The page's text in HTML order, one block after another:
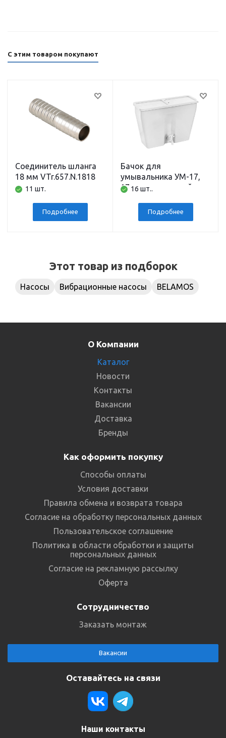
С этим товаром покупают
Соединитель шланга
18 мм VTr.657.N.1818
11 шт.
Подробнее
Бачок для
умывальника УМ-17,
17 л, пластиковый,
нагревателя
16 шт..
Подробнее
Этот товар из подборок
Насосы Вибрационные насосы BELAMOS
О Компании
Каталог
Новости
Контакты
Вакансии
Доставка
Бренды
Как оформить покупку
Способы оплаты
Условия доставки
Правила обмена и возврата товара
Согласие на обработку персональных данных
Пользовательское соглашение
Политика в области обработки и защиты
персональных данных
Согласие на рекламную рассылку
Оферта
Сотрудничество
Заказать монтаж
Вакансии
Оставайтесь на связи
Наши контакты